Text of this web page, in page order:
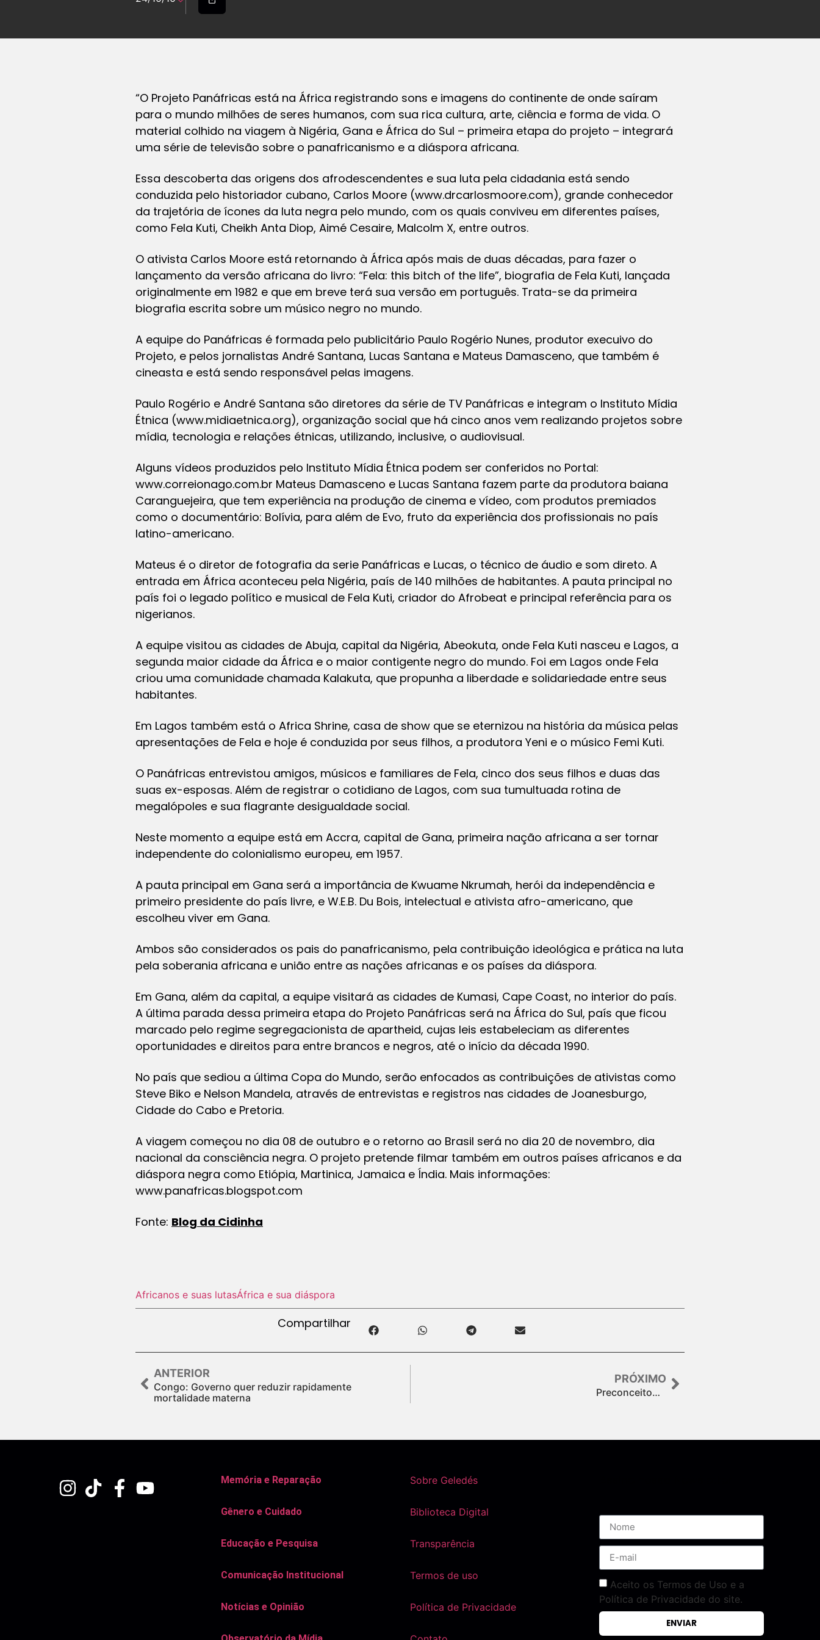
“O Projeto Panáfricas está na África registrando sons e imagens do continente de onde saíram
para o mundo milhões de seres humanos, com sua rica cultura, arte, ciência e forma de vida. O
material colhido na viagem à Nigéria, Gana e África do Sul – primeira etapa do projeto – integrará
uma série de televisão sobre o panafricanismo e a diáspora africana.
Essa descoberta das origens dos afrodescendentes e sua luta pela cidadania está sendo
conduzida pelo historiador cubano, Carlos Moore (www.drcarlosmoore.com), grande conhecedor
da trajetória de ícones da luta negra pelo mundo, com os quais conviveu em diferentes países,
como Fela Kuti, Cheikh Anta Diop, Aimé Cesaire, Malcolm X, entre outros.
O ativista Carlos Moore está retornando à África após mais de duas décadas, para fazer o
lançamento da versão africana do livro: “Fela: this bitch of the life”, biografia de Fela Kuti, lançada
originalmente em 1982 e que em breve terá sua versão em português. Trata-se da primeira
biografia escrita sobre um músico negro no mundo.
A equipe do Panáfricas é formada pelo publicitário Paulo Rogério Nunes, produtor execuivo do
Projeto, e pelos jornalistas André Santana, Lucas Santana e Mateus Damasceno, que também é
cineasta e está sendo responsável pelas imagens.
Paulo Rogério e André Santana são diretores da série de TV Panáfricas e integram o Instituto Mídia
Étnica (www.midiaetnica.org), organização social que há cinco anos vem realizando projetos sobre
mídia, tecnologia e relações étnicas, utilizando, inclusive, o audiovisual.
Alguns vídeos produzidos pelo Instituto Mídia Étnica podem ser conferidos no Portal:
www.correionago.com.br Mateus Damasceno e Lucas Santana fazem parte da produtora baiana
Caranguejeira, que tem experiência na produção de cinema e vídeo, com produtos premiados
como o documentário: Bolívia, para além de Evo, fruto da experiência dos profissionais no país
latino-americano.
Mateus é o diretor de fotografia da serie Panáfricas e Lucas, o técnico de áudio e som direto. A
entrada em África aconteceu pela Nigéria, país de 140 milhões de habitantes. A pauta principal no
país foi o legado político e musical de Fela Kuti, criador do Afrobeat e principal referência para os
nigerianos.
A equipe visitou as cidades de Abuja, capital da Nigéria, Abeokuta, onde Fela Kuti nasceu e Lagos, a
segunda maior cidade da África e o maior contigente negro do mundo. Foi em Lagos onde Fela
criou uma comunidade chamada Kalakuta, que propunha a liberdade e solidariedade entre seus
habitantes.
Em Lagos também está o Africa Shrine, casa de show que se eternizou na história da música pelas
apresentações de Fela e hoje é conduzida por seus filhos, a produtora Yeni e o músico Femi Kuti.
O Panáfricas entrevistou amigos, músicos e familiares de Fela, cinco dos seus filhos e duas das
suas ex-esposas. Além de registrar o cotidiano de Lagos, com sua tumultuada rotina de
megalópoles e sua flagrante desigualdade social.
Neste momento a equipe está em Accra, capital de Gana, primeira nação africana a ser tornar
independente do colonialismo europeu, em 1957.
A pauta principal em Gana será a importância de Kwuame Nkrumah, herói da independência e
primeiro presidente do país livre, e W.E.B. Du Bois, intelectual e ativista afro-americano, que
escolheu viver em Gana.
Ambos são considerados os pais do panafricanismo, pela contribuição ideológica e prática na luta
pela soberania africana e união entre as nações africanas e os países da diáspora.
Em Gana, além da capital, a equipe visitará as cidades de Kumasi, Cape Coast, no interior do país.
A última parada dessa primeira etapa do Projeto Panáfricas será na África do Sul, país que ficou
marcado pelo regime segregacionista de apartheid, cujas leis estabeleciam as diferentes
oportunidades e direitos para entre brancos e negros, até o início da década 1990.
No país que sediou a última Copa do Mundo, serão enfocados as contribuições de ativistas como
Steve Biko e Nelson Mandela, através de entrevistas e registros nas cidades de Joanesburgo,
Cidade do Cabo e Pretoria.
A viagem começou no dia 08 de outubro e o retorno ao Brasil será no dia 20 de novembro, dia
nacional da consciência negra. O projeto pretende filmar também em outros países africanos e da
diáspora negra como Etiópia, Martinica, Jamaica e Índia. Mais informações:
www.panafricas.blogspot.com
Fonte: Blog da Cidinha
Africanos e suas lutasÁfrica e sua diáspora
Compartilhar
ANTERIOR
Congo: Governo quer reduzir rapidamente
mortalidade materna
PRÓXIMO
Preconceito…
Memória e Reparação
Gênero e Cuidado
Educação e Pesquisa
Comunicação Institucional
Notícias e Opinião
Sobre Geledés
Biblioteca Digital
Transparência
Termos de uso
Política de Privacidade
Aceito os Termos de Uso e a
Política de Privacidade do site.
ENVIAR